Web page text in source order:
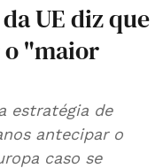
UE diz que
o "maior
estratégia de
antecipar o
caso se